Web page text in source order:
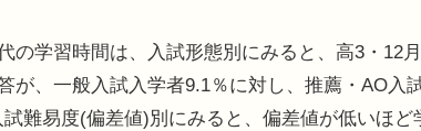
の学習時間は、入試形態別にみると、高3・12
が、一般入試入学者9.1％に対し、推薦・AO入
難易度(偏差値)別にみると、偏差値が低いほど